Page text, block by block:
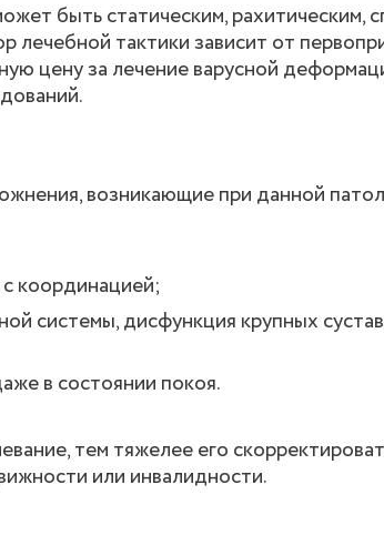
быть статическим, рахитическим,
лечебной тактики зависит от
цену за лечение варусной
возникающие при данной
координацией;
системы, дисфункция крупных
в состоянии покоя.
тем тяжелее его
или инвалидности.